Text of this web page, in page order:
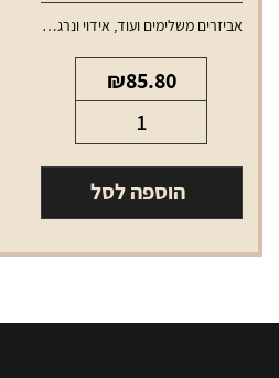
אביזרים משלימים ועוד, אידוי ונרגילות
₪85.80
של
סליל
סמוק
הוספה לסל